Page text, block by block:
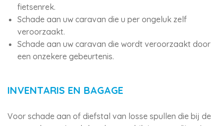
fietsenrek.
Schade aan uw caravan die u per ongeluk zelf
veroorzaakt.
Schade aan uw caravan die wordt veroorzaakt door
een onzekere gebeurtenis.
INVENTARIS EN BAGAGE
Voor schade aan of diefstal van losse spullen die bij de